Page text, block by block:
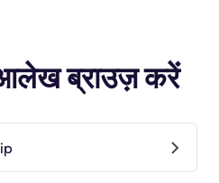
आलेख ब्राउज़ करें